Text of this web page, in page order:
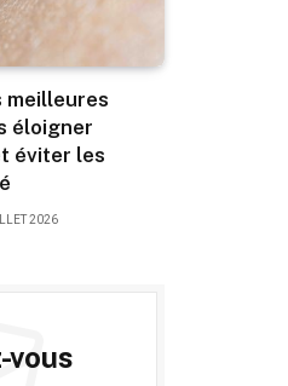
meilleures
éloigner
éviter les
2026
vous